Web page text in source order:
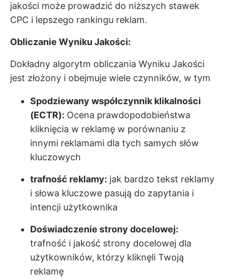
jakości może prowadzić do niższych stawek
CPC i lepszego rankingu reklam.
Obliczanie Wyniku Jakości:
Dokładny algorytm obliczania Wyniku Jakości
jest złożony i obejmuje wiele czynników, w tym
Spodziewany współczynnik klikalności
(ECTR): Ocena prawdopodobieństwa
kliknięcia w reklamę w porównaniu z
innymi reklamami dla tych samych słów
kluczowych
trafność reklamy: jak bardzo tekst reklamy
i słowa kluczowe pasują do zapytania i
intencji użytkownika
Doświadczenie strony docelowej:
trafność i jakość strony docelowej dla
użytkowników, którzy kliknęli Twoją
reklamę